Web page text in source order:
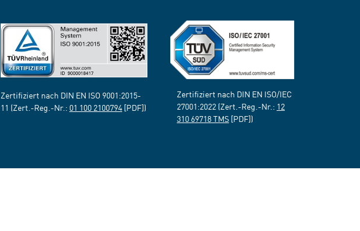
Zertifiziert nach DIN EN ISO 9001:2015-
11 (Zert.-Reg.-Nr.: 01 100 2100794 [PDF])
Zertifiziert nach DIN EN ISO/IEC
27001:2022 (Zert.-Reg.-Nr.: 12
310 69718 TMS [PDF])